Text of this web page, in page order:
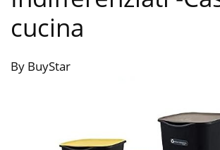
cucina
By BuyStar